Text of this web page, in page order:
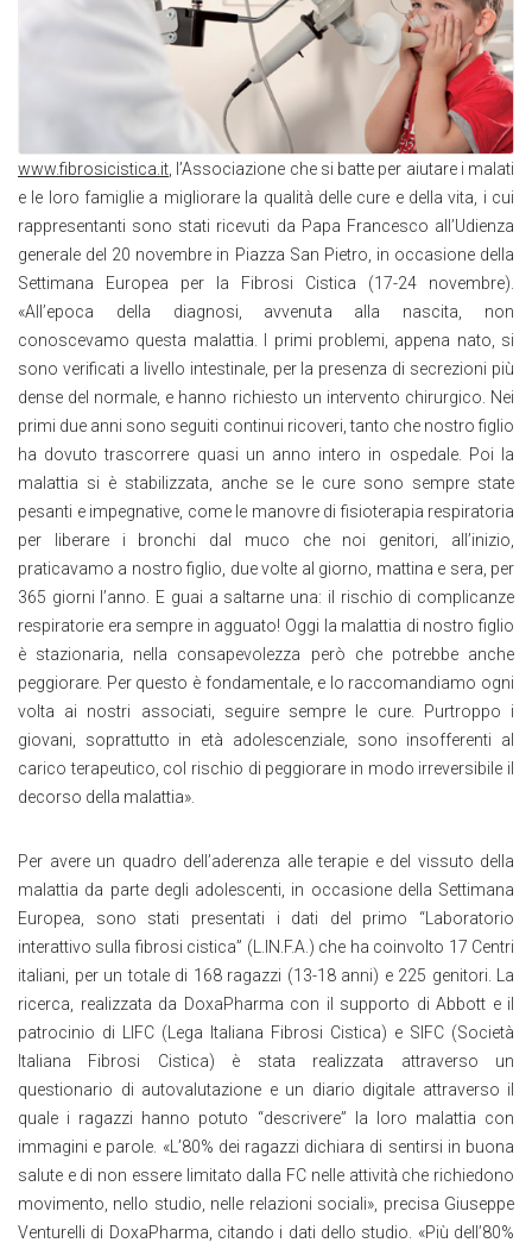
www.fibrosicistica.it , l’Associazione che si batte per aiutare i malati
e le loro famiglie a migliorare la qualità delle cure e della vita, i cui
rappresentanti sono stati ricevuti da Papa Francesco all’Udienza
generale del 20 novembre in Piazza San Pietro, in occasione della
Settimana Europea per la Fibrosi Cistica (17-24 novembre).
«All’epoca della diagnosi, avvenuta alla nascita, non
conoscevamo questa malattia. I primi problemi, appena nato, si
sono verificati a livello intestinale, per la presenza di secrezioni più
dense del normale, e hanno richiesto un intervento chirurgico. Nei
primi due anni sono seguiti continui ricoveri, tanto che nostro figlio
ha dovuto trascorrere quasi un anno intero in ospedale. Poi la
malattia si è stabilizzata, anche se le cure sono sempre state
pesanti e impegnative, come le manovre di fisioterapia respiratoria
per liberare i bronchi dal muco che noi genitori, all’inizio,
praticavamo a nostro figlio, due volte al giorno, mattina e sera, per
365 giorni l’anno. E guai a saltarne una: il rischio di complicanze
respiratorie era sempre in agguato! Oggi la malattia di nostro figlio
è stazionaria, nella consapevolezza però che potrebbe anche
peggiorare. Per questo è fondamentale, e lo raccomandiamo ogni
volta ai nostri associati, seguire sempre le cure. Purtroppo i
giovani, soprattutto in età adolescenziale, sono insofferenti al
carico terapeutico, col rischio di peggiorare in modo irreversibile il
decorso della malattia».
Per avere un quadro dell’aderenza alle terapie e del vissuto della
malattia da parte degli adolescenti, in occasione della Settimana
Europea, sono stati presentati i dati del primo “Laboratorio
interattivo sulla fibrosi cistica” (L.IN.F.A.) che ha coinvolto 17 Centri
italiani, per un totale di 168 ragazzi (13-18 anni) e 225 genitori. La
ricerca, realizzata da DoxaPharma con il supporto di Abbott e il
patrocinio di LIFC (Lega Italiana Fibrosi Cistica) e SIFC (Società
Italiana Fibrosi Cistica) è stata realizzata attraverso un
questionario di autovalutazione e un diario digitale attraverso il
quale i ragazzi hanno potuto “descrivere” la loro malattia con
immagini e parole. «L’80% dei ragazzi dichiara di sentirsi in buona
salute e di non essere limitato dalla FC nelle attività che richiedono
movimento, nello studio, nelle relazioni sociali», precisa Giuseppe
Venturelli di DoxaPharma, citando i dati dello studio. «Più dell’80%